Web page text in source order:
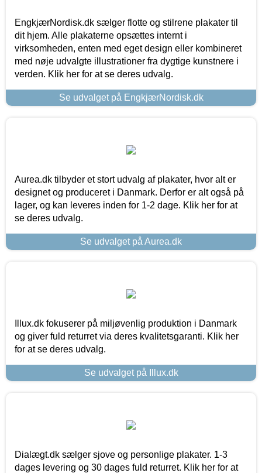
EngkjærNordisk.dk sælger flotte og stilrene plakater til
dit hjem. Alle plakaterne opsættes internt i
virksomheden, enten med eget design eller kombineret
med nøje udvalgte illustrationer fra dygtige kunstnere i
verden. Klik her for at se deres udvalg.
Se udvalget på EngkjærNordisk.dk
Aurea.dk tilbyder et stort udvalg af plakater, hvor alt er
designet og produceret i Danmark. Derfor er alt også på
lager, og kan leveres inden for 1-2 dage. Klik her for at
se deres udvalg.
Se udvalget på Aurea.dk
Illux.dk fokuserer på miljøvenlig produktion i Danmark
og giver fuld returret via deres kvalitetsgaranti. Klik her
for at se deres udvalg.
Se udvalget på Illux.dk
Dialægt.dk sælger sjove og personlige plakater. 1-3
dages levering og 30 dages fuld returret. Klik her for at